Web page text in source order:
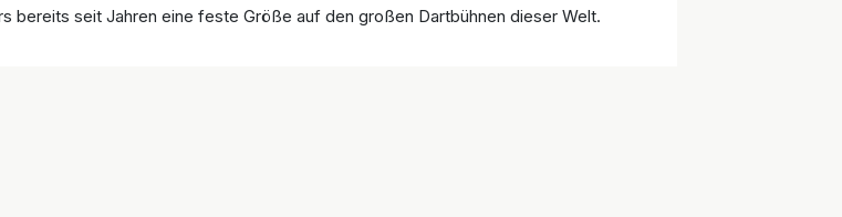
bereits seit Jahren eine feste Größe auf den großen Dartbühnen dieser Welt.